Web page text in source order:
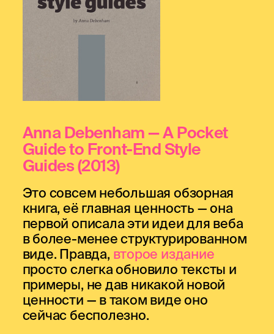
Anna Debenham — A Pocket
Guide to Front-End Style
Guides(2013)
Это совсем небольшая обзорная
книга, её главная ценность — она
первой описала эти идеи для веба
в более-менее структурированном
виде. Правда, второе издание
просто слегка обновило тексты и
примеры, не дав никакой новой
ценности — в таком виде оно
сейчас бесполезно.